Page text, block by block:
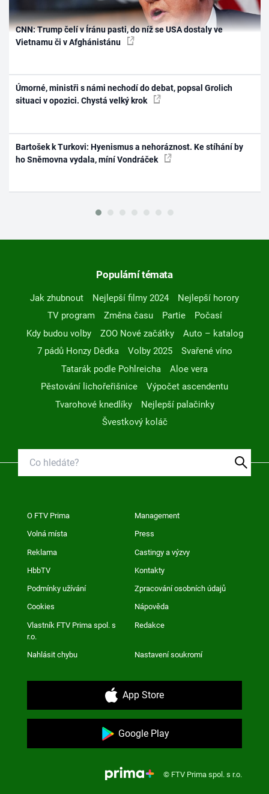
CNN: Trump čelí v Íránu pasti, do níž se USA dostaly ve
Vietnamu či v Afghánistánu
Úmorné, ministři s námi nechodí do debat, popsal Grolich
situaci v opozici. Chystá velký krok
Bartošek k Turkovi: Hyenismus a nehoráznost. Ke stíhání by
ho Sněmovna vydala, míní Vondráček
Populární témata
Jak zhubnout Nejlepší filmy 2024
Nejlepší horory
TV program
Změna času Partie
Počasí
Kdy budou volby
ZOO Nové začátky
Auto – katalog
7 pádů Honzy Dědka
Volby 2025
Svařené víno
Tatarák podle Pohlreicha
Aloe vera
Pěstování lichořeřišnice
Výpočet ascendentu
Tvarohové knedlíky
Nejlepší palačinky
Švestkový koláč
O FTV Prima Management
Volná místa Press
Reklama Castingy a výzvy
HbbTV Kontakty
Podmínky užívání Zpracování osobních údajů
Cookies Nápověda
Vlastník FTV Prima spol. s
r.o.
Redakce
Nahlásit chybu Nastavení soukromí
App Store
Google Play
© FTV Prima spol. s r.o.